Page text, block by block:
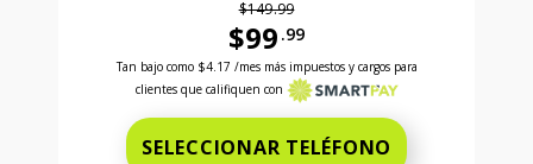
$149.99
$99 .99
Antes el precio era 149 dollars and 99 cents
Tan bajo como $4.17 /mes más impuestos y cargos para
clientes que califiquen con
SELECCIONAR TELÉFONO